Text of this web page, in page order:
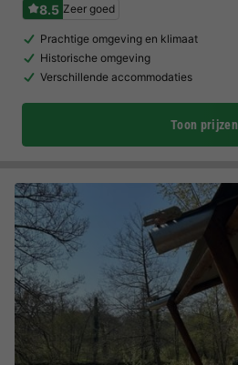
8.5 Zeer goed
Prachtige omgeving en klimaat
Historische omgeving
Verschillende accommodaties
Toon prijzen